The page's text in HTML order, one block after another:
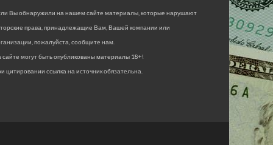
Вы обнаружили на нашем сайте материалы, которые нарушают
права, принадлежащие Вам, Вашей компании или
пожалуйста, сообщите нам.
сайте могут быть опубликованы материалы 18+!
цитировании ссылка на источник обязательна.